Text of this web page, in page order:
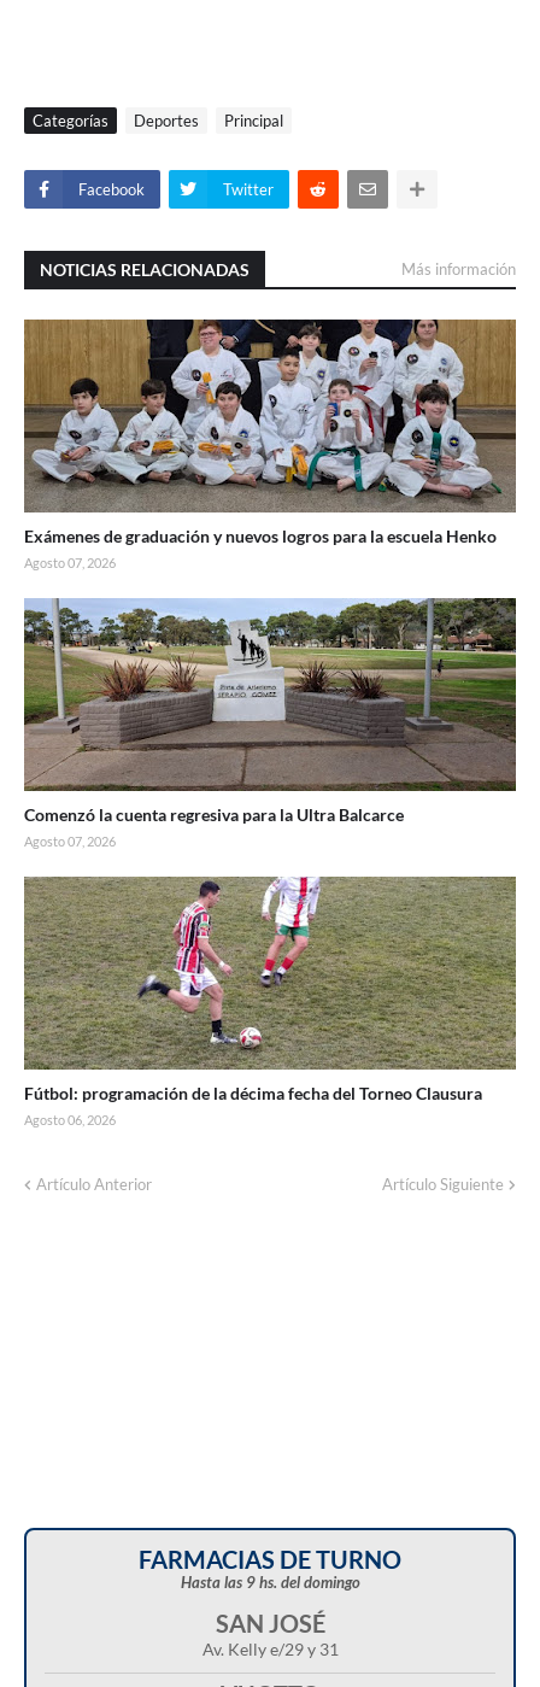
Categorías Deportes Principal
Facebook Twitter
NOTICIAS RELACIONADAS Más información
Exámenes de graduación y nuevos logros para la escuela Henko
Agosto 07, 2026
Comenzó la cuenta regresiva para la Ultra Balcarce
Agosto 07, 2026
Fútbol: programación de la décima fecha del Torneo Clausura
Agosto 06, 2026
Artículo Anterior Artículo Siguiente
Corte de energía programado para este
FARMACIAS DE TURNO
Hasta las 9 hs. del domingo
SAN JOSÉ
Av. Kelly e/29 y 31